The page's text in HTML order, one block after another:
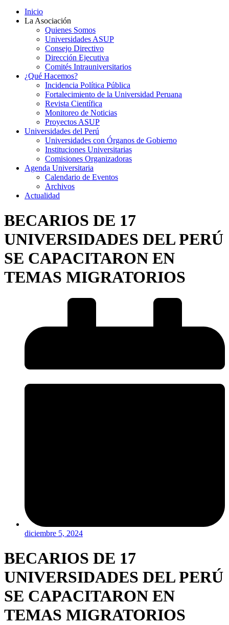
Inicio
La Asociación
Quienes Somos
Universidades ASUP
Consejo Directivo
Dirección Ejecutiva
Comités Intrauniversitarios
¿Qué Hacemos?
Incidencia Política Pública
Fortalecimiento de la Universidad Peruana
Revista Científica
Monitoreo de Noticias
Proyectos ASUP
Universidades del Perú
Universidades con Órganos de Gobierno
Instituciones Universitarias
Comisiones Organizadoras
Agenda Universitaria
Calendario de Eventos
Archivos
Actualidad
BECARIOS DE 17
UNIVERSIDADES DEL PERÚ
SE CAPACITARON EN
TEMAS MIGRATORIOS
diciembre 5, 2024
BECARIOS DE 17
UNIVERSIDADES DEL PERÚ
SE CAPACITARON EN
TEMAS MIGRATORIOS